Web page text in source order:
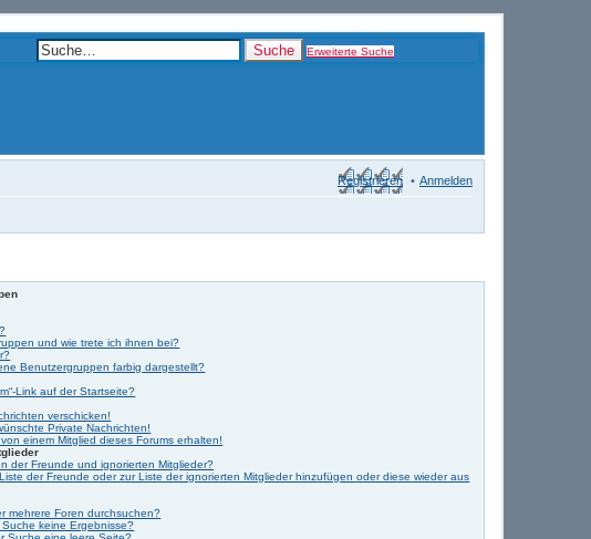
Suche Erweiterte Suche
Anmelden
Registrieren
und wie trete ich ihnen bei?
Benutzergruppen farbig dargestellt?
Link auf der Startseite?
verschicken!
Private Nachrichten!
einem Mitglied dieses Forums erhalten!
der Freunde und ignorierten Mitglieder?
der Freunde oder zur Liste der ignorierten Mitglieder hinzufügen oder diese wieder aus
mehrere Foren durchsuchen?
keine Ergebnisse?